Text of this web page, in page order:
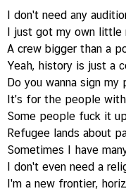
I don't need any
I just got my own little
A crew bigger than a
Yeah, history is just a
Do you wanna sign my
It's for the people
Some people fuck it
Refugee lands about
Sometimes I have
I don't even need a
I'm a new frontier,